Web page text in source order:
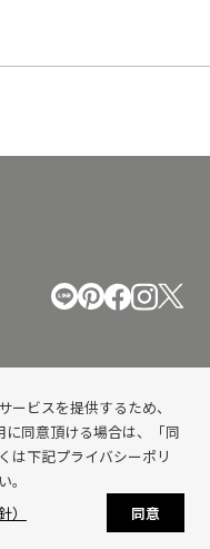
ビスを提供するため、
同意頂ける場合は、「同
は下記プライバシーポリ
同意
Reserved.